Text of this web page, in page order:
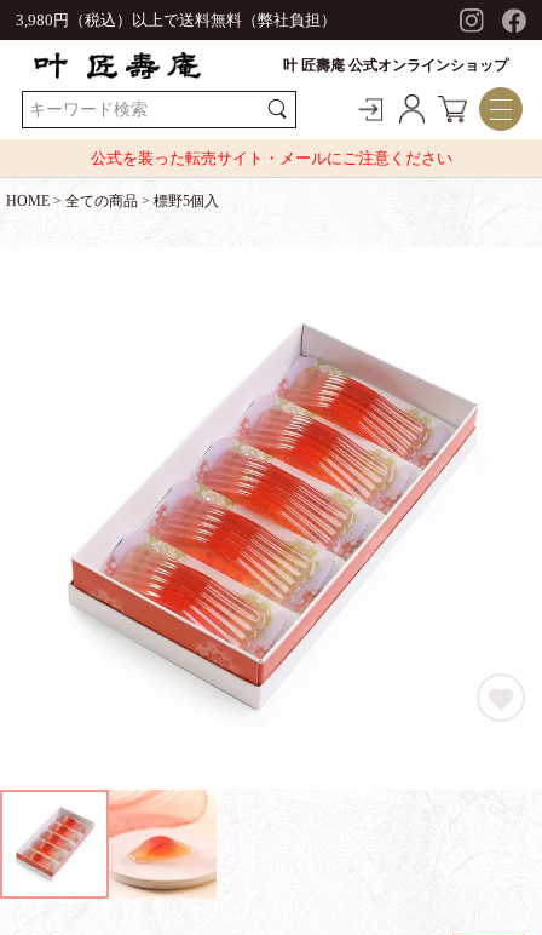
3,980円（税込）以上で送料無料（弊社負担）
叶 匠壽庵 公式オンラインショップ
公式を装った転売サイト・メールにご注意ください
HOME 全ての商品 標野5個入